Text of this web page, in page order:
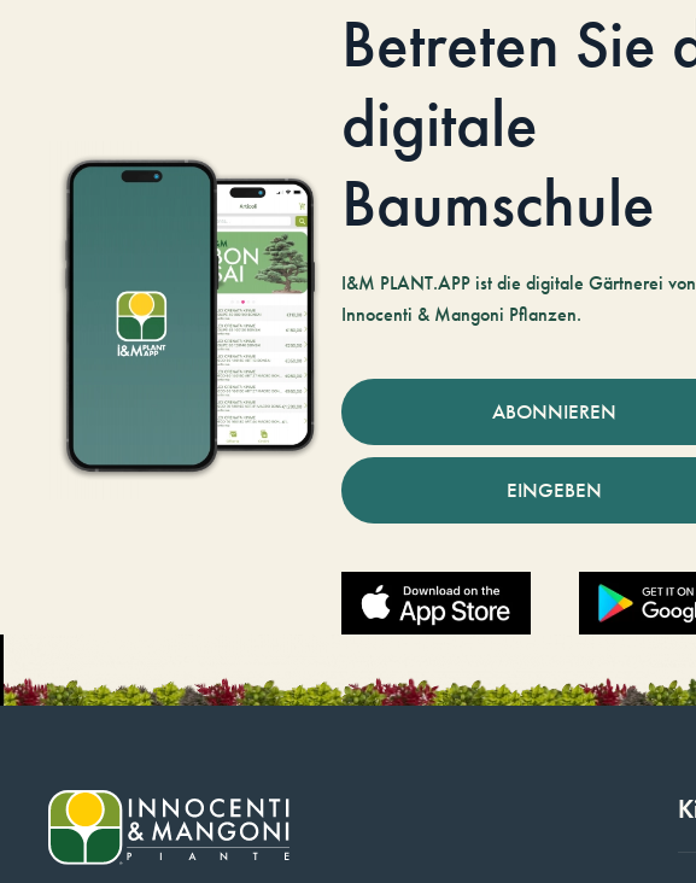
Betreten Sie
digitale
Baumschule
I&M PLANT.APP ist die digitale Gärtnerei von
Innocenti & Mangoni Pflanzen.
ABONNIEREN
EINGEBEN